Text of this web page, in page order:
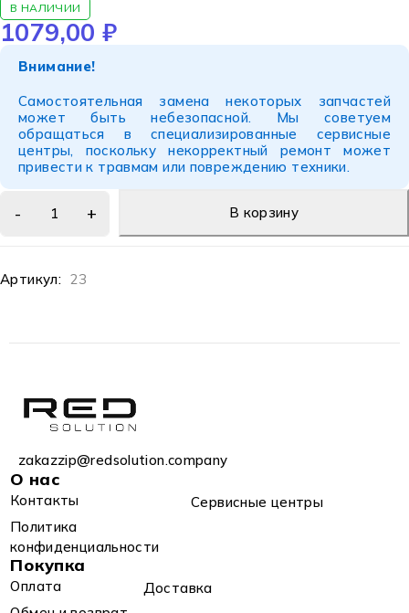
В НАЛИЧИИ
1079,00 ₽
Внимание!
Самостоятельная замена некоторых запчастей
может быть небезопасной. Мы советуем
обращаться в специализированные сервисные
центры, поскольку некорректный ремонт может
привести к травмам или повреждению техники.
В корзину
Артикул: 23
zakazzip@redsolution.company
О нас
Контакты
Сервисные центры
Политика
конфиденциальности
Покупка
Оплата
Доставка